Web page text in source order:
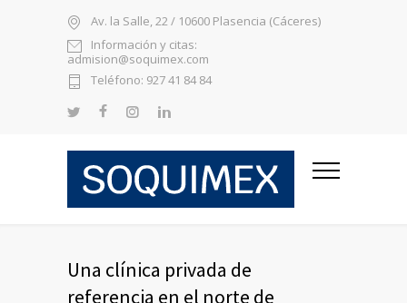
Av. la Salle, 22 / 10600 Plasencia (Cáceres)
Información y citas:
admision@soquimex.com
Teléfono: 927 41 84 84
Una clínica privada de
referencia en el norte de